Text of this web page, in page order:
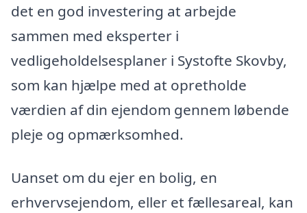
det en god investering at arbejde
sammen med eksperter i
vedligeholdelsesplaner i Systofte Skovby,
som kan hjælpe med at opretholde
værdien af din ejendom gennem løbende
pleje og opmærksomhed.
Uanset om du ejer en bolig, en
erhvervsejendom, eller et fællesareal, kan